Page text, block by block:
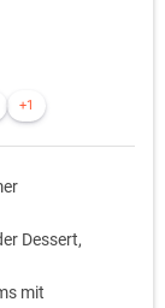
+1
Dessert,
mit